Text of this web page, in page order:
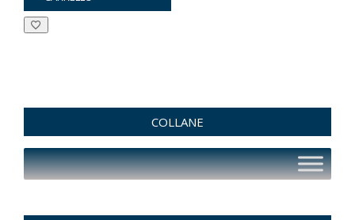
era:
è:
COLLANE